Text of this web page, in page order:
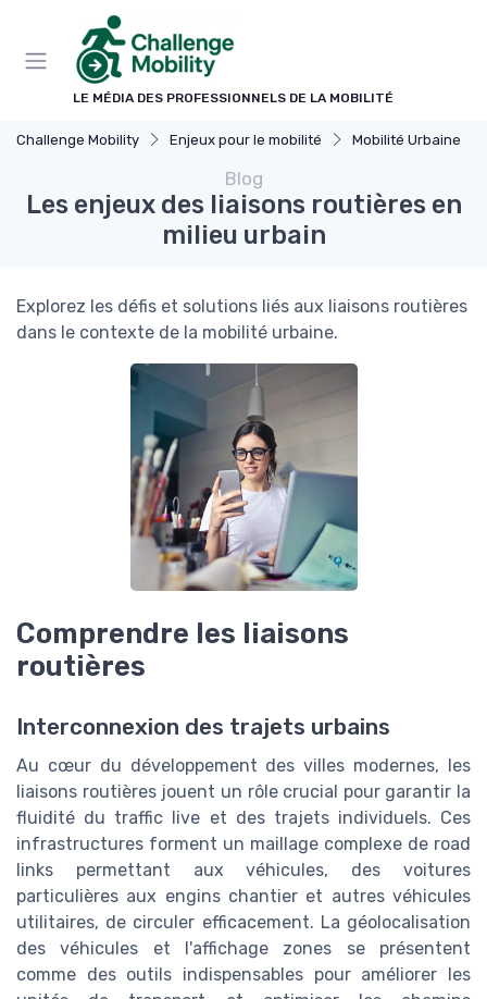
LE MÉDIA DES PROFESSIONNELS DE LA MOBILITÉ
Challenge Mobility Enjeux pour le mobilité Mobilité Urbaine
Blog
Les enjeux des liaisons routières en
milieu urbain
Explorez les défis et solutions liés aux liaisons routières
dans le contexte de la mobilité urbaine.
Comprendre les liaisons
routières
Interconnexion des trajets urbains
Au cœur du développement des villes modernes, les
liaisons routières jouent un rôle crucial pour garantir la
fluidité du traffic live et des trajets individuels. Ces
infrastructures forment un maillage complexe de road
links permettant aux véhicules, des voitures
particulières aux engins chantier et autres véhicules
utilitaires, de circuler efficacement. La géolocalisation
des véhicules et l'affichage zones se présentent
comme des outils indispensables pour améliorer les
Panneau de gestion des cookies